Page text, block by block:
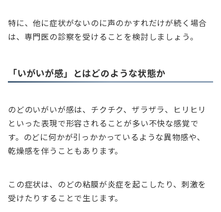
特に、他に症状がないのに声のかすれだけが続く場合
は、専門医の診察を受けることを検討しましょう。
「いがいが感」とはどのような状態か
のどのいがいが感は、チクチク、ザラザラ、ヒリヒリ
といった表現で形容されることが多い不快な感覚で
す。のどに何かが引っかかっているような異物感や、
乾燥感を伴うこともあります。
この症状は、のどの粘膜が炎症を起こしたり、刺激を
受けたりすることで生じます。